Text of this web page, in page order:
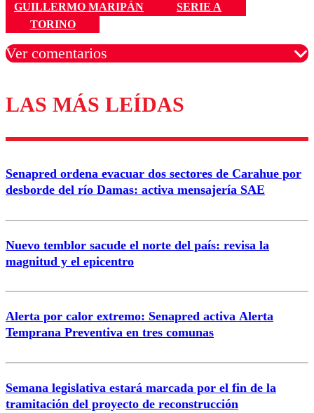
GUILLERMO MARIPÁN
SERIE A
TORINO
Ver comentarios
Los comentarios son moderados para garantizar un
diálogo respetuoso.
Correo
LAS MÁS LEÍDAS
Senapred ordena evacuar dos sectores de Carahue por
desborde del río Damas: activa mensajería SAE
Nuevo temblor sacude el norte del país: revisa la
magnitud y el epicentro
Alerta por calor extremo: Senapred activa Alerta
Temprana Preventiva en tres comunas
Semana legislativa estará marcada por el fin de la
tramitación del proyecto de reconstrucción